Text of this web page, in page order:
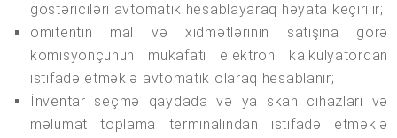
göstəriciləri avtomatik hesablayaraq həyata keçirilir;
omitentin mal və xidmətlərinin satışına görə
komisyonçunun mükafatı elektron kalkulyatordan
istifadə etməklə avtomatik olaraq hesablanır;
İnventar seçmə qaydada və ya skan cihazları və
məlumat toplama terminalından istifadə etməklə